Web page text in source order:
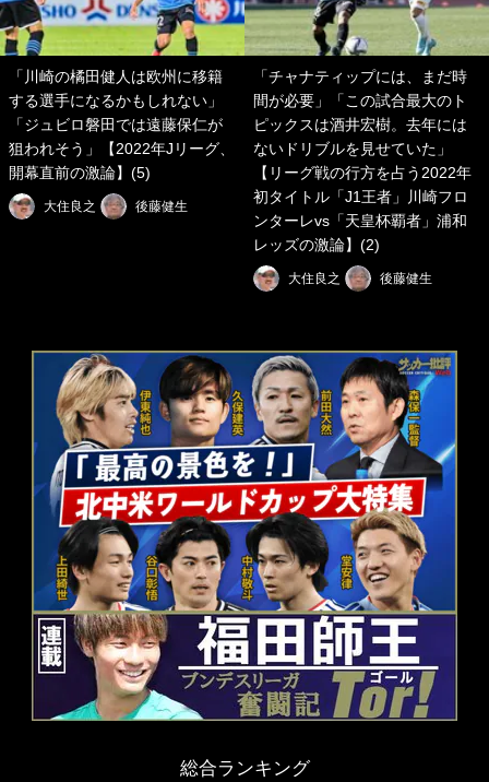
「川崎の橘田健人は欧州に移籍
する選手になるかもしれない」
「ジュビロ磐田では遠藤保仁が
狙われそう」【2022年Jリーグ、
開幕直前の激論】(5)
大住良之 後藤健生
「チャナティップには、まだ時
間が必要」「この試合最大のト
ピックスは酒井宏樹。去年には
ないドリブルを見せていた」
【リーグ戦の行方を占う2022年
初タイトル「J1王者」川崎フロ
ンターレvs「天皇杯覇者」浦和
レッズの激論】(2)
大住良之 後藤健生
総合ランキング